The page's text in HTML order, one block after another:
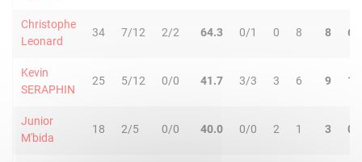
Christophe
Leonard
34 7/12 2/2 64.3 0/1 0 8 8 6
Kevin
SERAPHIN
25 5/12 0/0 41.7 3/3 3 6 9 1
Junior
M'bida
18 2/5 0/0 40.0 0/0 2 1 3 0